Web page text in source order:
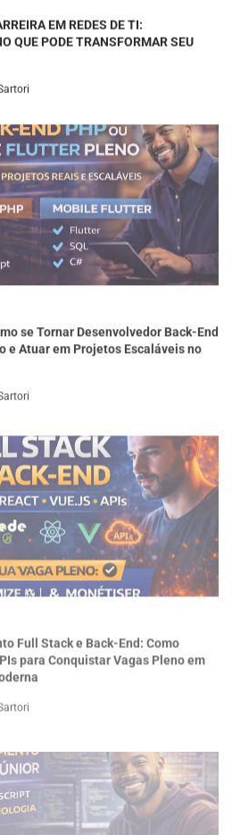
EM REDES DE TI:
QUE PODE TRANSFORMAR SEU
se Tornar Desenvolvedor Back-End
e Atuar em Projetos Escaláveis no
para Conquistar Vagas Pleno em